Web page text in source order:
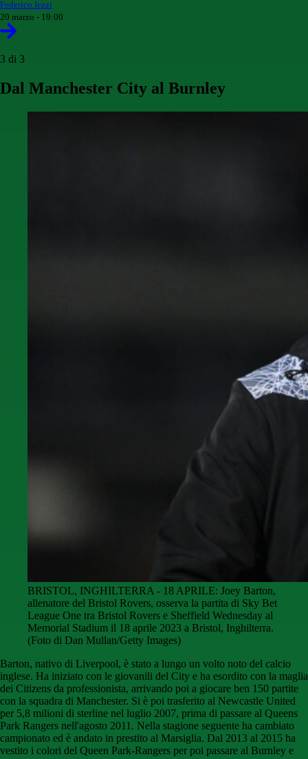
Federico Iezzi
20 marzo - 19:00
3 di 3
Dal Manchester City al Burnley
BRISTOL, INGHILTERRA - 18 APRILE: Joey Barton,
allenatore del Bristol Rovers, osserva la partita di Sky Bet
League One tra Bristol Rovers e Sheffield Wednesday al
Memorial Stadium il 18 aprile 2023 a Bristol, Inghilterra.
(Foto di Dan Mullan/Getty Images)
Barton, nativo di Liverpool, è stato a lungo un volto noto del calcio
inglese. Ha iniziato con le giovanili del City e ha esordito con la maglia
dei Citizens da professionista, arrivando poi a giocare ben 150 partite
con la squadra di Manchester. Si è poi trasferito al Newcastle United
per 5,8 milioni di sterline nel luglio 2007, prima di passare al Queens
Park Rangers nell'agosto 2011. Nella stagione seguente ha cambiato
campionato ed è andato in prestito al Marsiglia. Dal 2013 al 2015 ha
vestito i colori del Queen Park-Rangers per poi passare al Burnley e